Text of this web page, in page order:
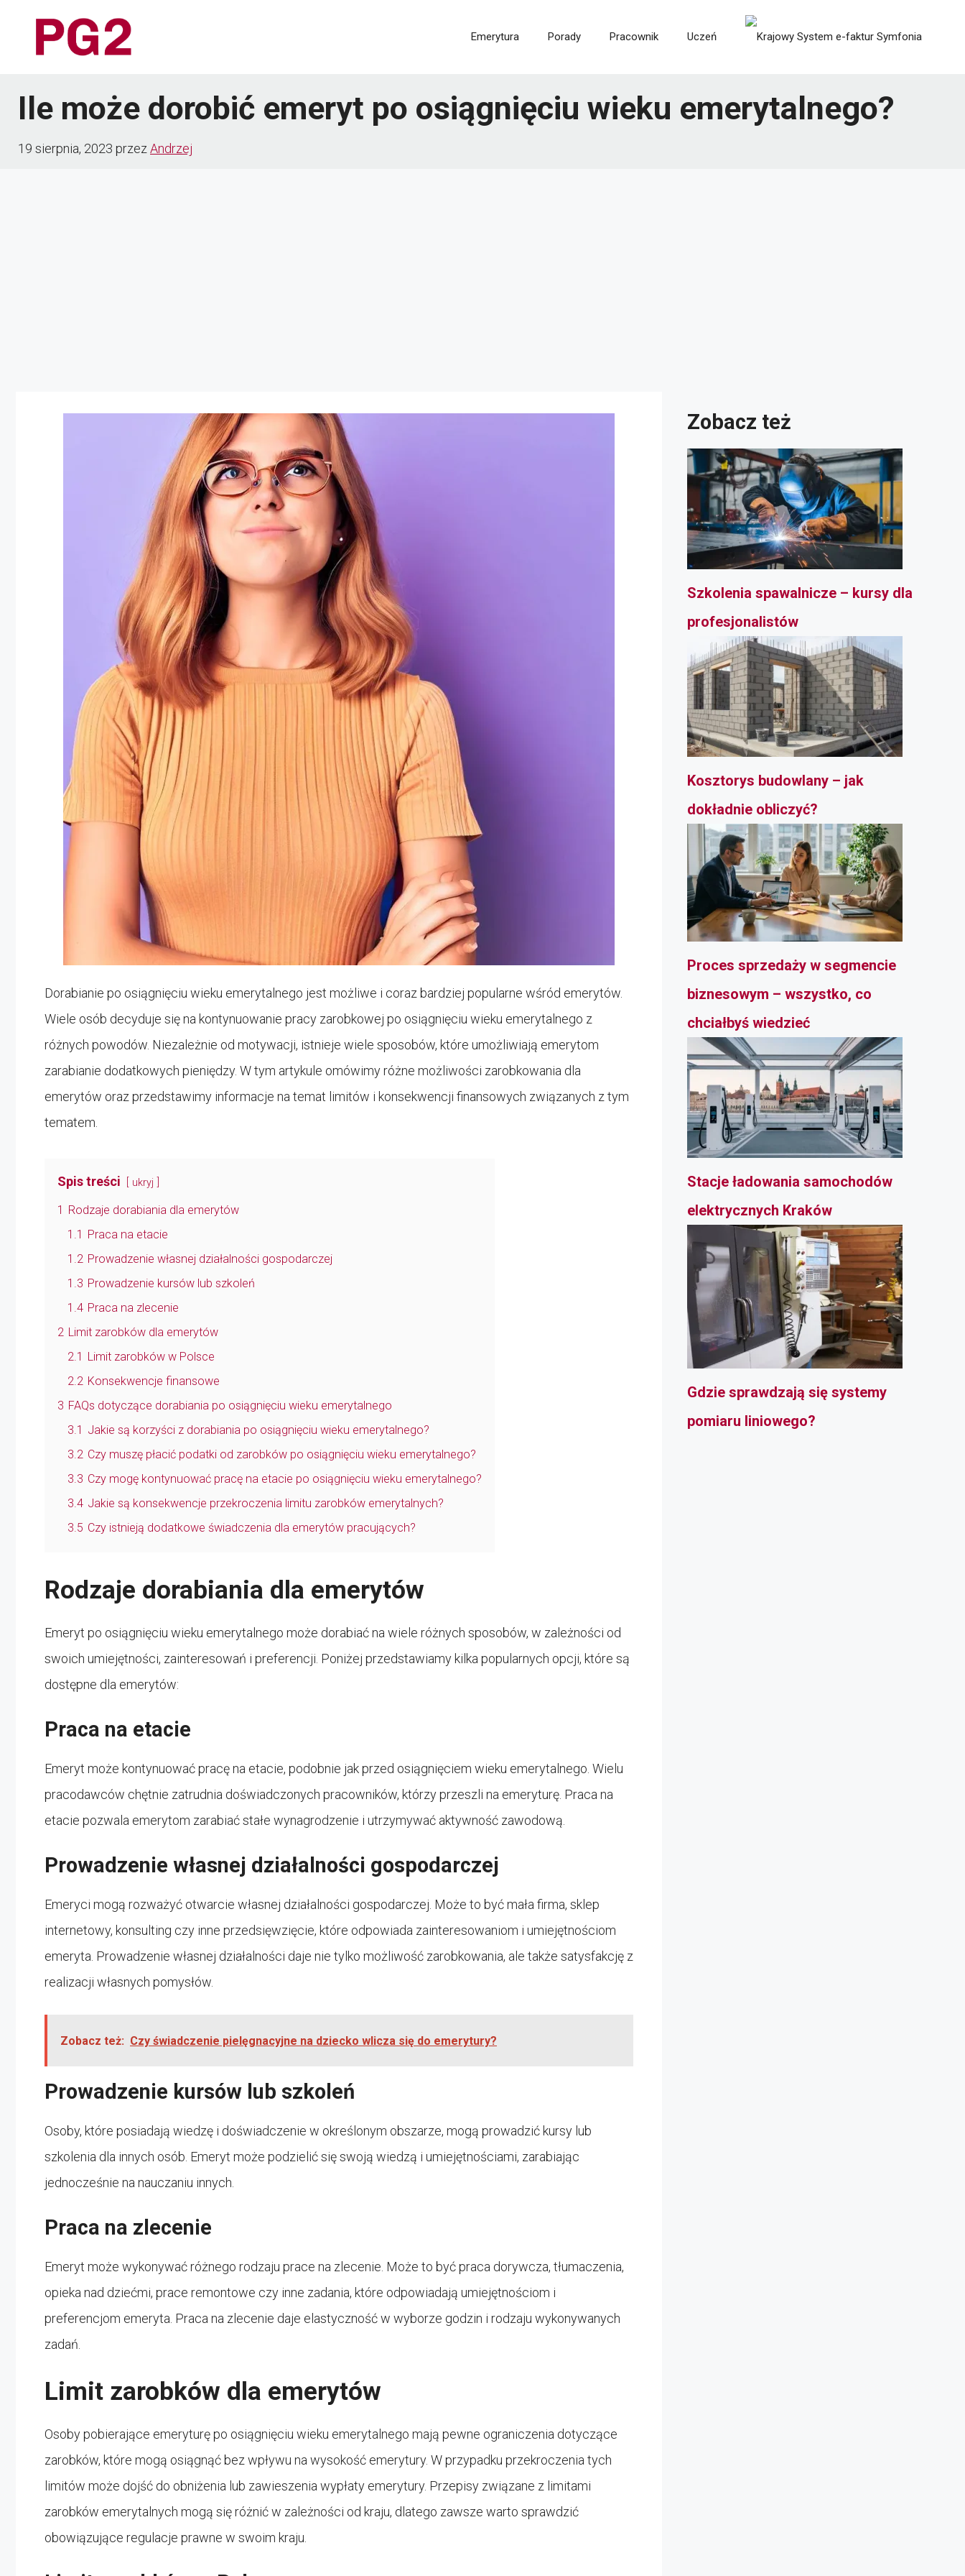
Emerytura Porady Pracownik Uczeń
Ile może dorobić emeryt po osiągnięciu wieku emerytalnego?
19 sierpnia, 2023 przez Andrzej
Dorabianie po osiągnięciu wieku emerytalnego jest możliwe i coraz bardziej popularne wśród emerytów.
Wiele osób decyduje się na kontynuowanie pracy zarobkowej po osiągnięciu wieku emerytalnego z
różnych powodów. Niezależnie od motywacji, istnieje wiele sposobów, które umożliwiają emerytom
zarabianie dodatkowych pieniędzy. W tym artykule omówimy różne możliwości zarobkowania dla
emerytów oraz przedstawimy informacje na temat limitów i konsekwencji finansowych związanych z tym
tematem.
Spis treści ukryj
1
Rodzaje dorabiania dla emerytów
1.1
Praca na etacie
1.2 Prowadzenie własnej działalności gospodarczej
1.3 Prowadzenie kursów lub szkoleń
1.4 Praca na zlecenie
2 Limit zarobków dla emerytów
2.1
Limit zarobków w Polsce
2.2 Konsekwencje finansowe
3 FAQs dotyczące dorabiania po osiągnięciu wieku emerytalnego
3.1 Jakie są korzyści z dorabiania po osiągnięciu wieku emerytalnego?
3.2 Czy muszę płacić podatki od zarobków po osiągnięciu wieku emerytalnego?
3.3 Czy mogę kontynuować pracę na etacie po osiągnięciu wieku emerytalnego?
3.4 Jakie są konsekwencje przekroczenia limitu zarobków emerytalnych?
3.5 Czy istnieją dodatkowe świadczenia dla emerytów pracujących?
Rodzaje dorabiania dla emerytów
Emeryt po osiągnięciu wieku emerytalnego może dorabiać na wiele różnych sposobów, w zależności od
swoich umiejętności, zainteresowań i preferencji. Poniżej przedstawiamy kilka popularnych opcji, które są
dostępne dla emerytów:
Praca na etacie
Emeryt może kontynuować pracę na etacie, podobnie jak przed osiągnięciem wieku emerytalnego. Wielu
pracodawców chętnie zatrudnia doświadczonych pracowników, którzy przeszli na emeryturę. Praca na
etacie pozwala emerytom zarabiać stałe wynagrodzenie i utrzymywać aktywność zawodową.
Prowadzenie własnej działalności gospodarczej
Emeryci mogą rozważyć otwarcie własnej działalności gospodarczej. Może to być mała firma, sklep
internetowy, konsulting czy inne przedsięwzięcie, które odpowiada zainteresowaniom i umiejętnościom
emeryta. Prowadzenie własnej działalności daje nie tylko możliwość zarobkowania, ale także satysfakcję z
realizacji własnych pomysłów.
Zobacz też: Czy świadczenie pielęgnacyjne na dziecko wlicza się do emerytury?
Prowadzenie kursów lub szkoleń
Osoby, które posiadają wiedzę i doświadczenie w określonym obszarze, mogą prowadzić kursy lub
szkolenia dla innych osób. Emeryt może podzielić się swoją wiedzą i umiejętnościami, zarabiając
jednocześnie na nauczaniu innych.
Praca na zlecenie
Emeryt może wykonywać różnego rodzaju prace na zlecenie. Może to być praca dorywcza, tłumaczenia,
opieka nad dziećmi, prace remontowe czy inne zadania, które odpowiadają umiejętnościom i
preferencjom emeryta. Praca na zlecenie daje elastyczność w wyborze godzin i rodzaju wykonywanych
zadań.
Limit zarobków dla emerytów
Osoby pobierające emeryturę po osiągnięciu wieku emerytalnego mają pewne ograniczenia dotyczące
zarobków, które mogą osiągnąć bez wpływu na wysokość emerytury. W przypadku przekroczenia tych
limitów może dojść do obniżenia lub zawieszenia wypłaty emerytury. Przepisy związane z limitami
zarobków emerytalnych mogą się różnić w zależności od kraju, dlatego zawsze warto sprawdzić
obowiązujące regulacje prawne w swoim kraju.
Zobacz też
Szkolenia spawalnicze – kursy dla
profesjonalistów
Kosztorys budowlany – jak
dokładnie obliczyć?
Proces sprzedaży w segmencie
biznesowym – wszystko, co
chciałbyś wiedzieć
Stacje ładowania samochodów
elektrycznych Kraków
Gdzie sprawdzają się systemy
pomiaru liniowego?